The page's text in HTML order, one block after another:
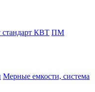
КВТ ПМ
Мерные емкости, система